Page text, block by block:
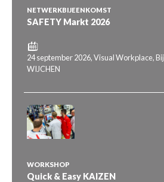
NETWERKBIJEENKOMST
SAFETY Markt 2026
24 september 2026, Visual Workplace,
WIJCHEN
WORKSHOP
Quick & Easy KAIZEN